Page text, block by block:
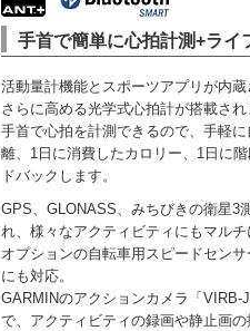
手首で簡単に心拍計測+ライ
活動量計機能とスポーツアプリが内
さらに高める光学式心拍計が搭載され
手首で心拍を計測できるので、手軽
離、1日に消費したカロリー、1日に
ドバックします。
GPS、GLONASS、みちびきの衛星3
れ、様々なアクティビティにもマルチ
オプションの自転車用スピードセン
にも対応。
GARMINのアクションカメラ「
で、アクティビティの録画や静止画の